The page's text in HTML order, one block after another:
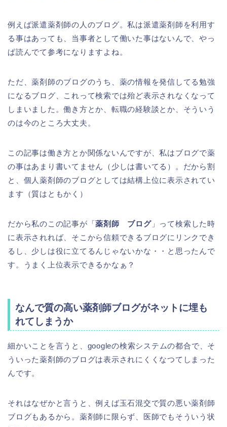
例えば派遣薬剤師の人のブログ。私は派遣薬剤師を利用す
る事はあっても、当事者として働いた事はないんで、やっ
ぱ読んでて参考になりますよね。
ただ、薬剤師のブログのうち、薬の情報を発信してる勉強
になるブログ、これって検索では殆ど表示されなくなって
しまいました。働き方とか、転職の経験談とか、そういう
のは今のところ大丈夫。
この記事は働き方とか関係ないんですが、私はブログで薬
の事はあまり書いてません（少しは書いてる）。だから割
と、個人薬剤師のブログとしては結構上位に表示されてい
ます（質はともかく）
だから私のこの記事が「薬剤師 ブログ」って検索した時
に表示されれば、そこから信頼できるブログにリンクでき
るし、少しは役に立てるんじゃないかな・・と思ったんで
す。うまく上位表示できるかなぁ？
なんで質の高い薬剤師ブログがネットに埋も
れてしまうか
細かいことを言うと、googleの検索システムの都合で、そ
ういった薬剤師のブログは表示されにくくなつてしまった
んです。
それはなぜかと言うと、例えば玉石混交で質の悪い薬剤師
ブログもあるから。薬剤師に限らず、医師でもそういう状